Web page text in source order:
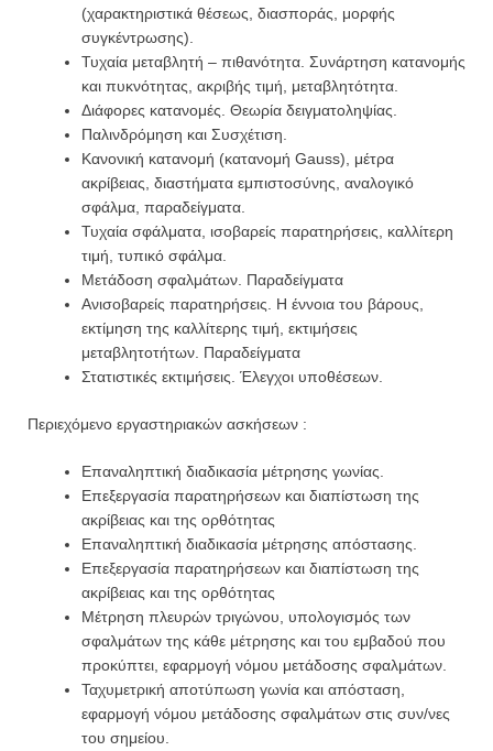
(χαρακτηριστικά θέσεως, διασποράς, μορφής
συγκέντρωσης).
Τυχαία μεταβλητή – πιθανότητα. Συνάρτηση κατανομής
και πυκνότητας, ακριβής τιμή, μεταβλητότητα.
Διάφορες κατανομές. Θεωρία δειγματοληψίας.
Παλινδρόμηση και Συσχέτιση.
Κανονική κατανομή (κατανομή Gauss), μέτρα
ακρίβειας, διαστήματα εμπιστοσύνης, αναλογικό
σφάλμα, παραδείγματα.
Τυχαία σφάλματα, ισοβαρείς παρατηρήσεις, καλλίτερη
τιμή, τυπικό σφάλμα.
Μετάδοση σφαλμάτων. Παραδείγματα
Ανισοβαρείς παρατηρήσεις. Η έννοια του βάρους,
εκτίμηση της καλλίτερης τιμή, εκτιμήσεις
μεταβλητοτήτων. Παραδείγματα
Στατιστικές εκτιμήσεις. Έλεγχοι υποθέσεων.
Περιεχόμενο εργαστηριακών ασκήσεων :
Επαναληπτική διαδικασία μέτρησης γωνίας.
Επεξεργασία παρατηρήσεων και διαπίστωση της
ακρίβειας και της ορθότητας
Επαναληπτική διαδικασία μέτρησης απόστασης.
Επεξεργασία παρατηρήσεων και διαπίστωση της
ακρίβειας και της ορθότητας
Μέτρηση πλευρών τριγώνου, υπολογισμός των
σφαλμάτων της κάθε μέτρησης και του εμβαδού που
προκύπτει, εφαρμογή νόμου μετάδοσης σφαλμάτων.
Ταχυμετρική αποτύπωση γωνία και απόσταση,
εφαρμογή νόμου μετάδοσης σφαλμάτων στις συν/νες
του σημείου.